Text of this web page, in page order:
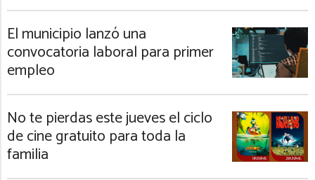
El municipio lanzó una
convocatoria laboral para primer
empleo
No te pierdas este jueves el ciclo
de cine gratuito para toda la
familia